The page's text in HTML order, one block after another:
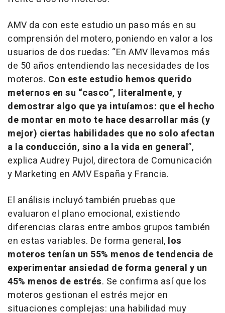
AMV da con este estudio un paso más en su
comprensión del motero, poniendo en valor a los
usuarios de dos ruedas: “En AMV llevamos más
de 50 años entendiendo las necesidades de los
moteros. Con este estudio hemos querido
meternos en su “casco”, literalmente, y
demostrar algo que ya intuíamos: que el hecho
de montar en moto te hace desarrollar más (y
mejor) ciertas habilidades que no solo afectan
a la conducción, sino a la vida en general”,
explica Audrey Pujol, directora de Comunicación
y Marketing en AMV España y Francia.
El análisis incluyó también pruebas que
evaluaron el plano emocional, existiendo
diferencias claras entre ambos grupos también
en estas variables. De forma general, los
moteros tenían un 55% menos de tendencia de
experimentar ansiedad de forma general y un
45% menos de estrés. Se confirma así que los
moteros gestionan el estrés mejor en
situaciones complejas: una habilidad muy